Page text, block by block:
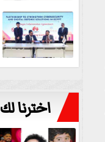
|...
اخترنا لك